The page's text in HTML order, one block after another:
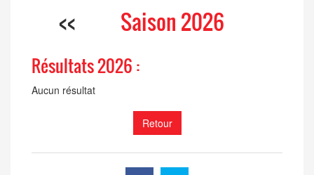
<< Saison 2026
Résultats 2026 :
Aucun résultat
Retour